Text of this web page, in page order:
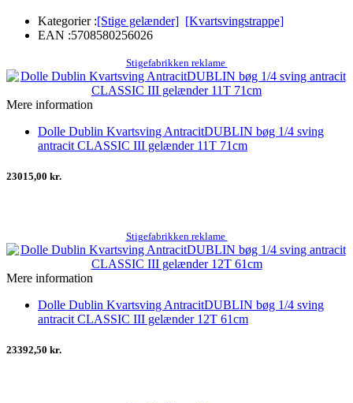
Kategorier :[Stige gelænder] [Kvartsvingstrappe]
EAN :5708580256026
Stigefabrikken reklame
Mere information
Dolle Dublin Kvartsving AntracitDUBLIN bøg 1/4 sving
antracit CLASSIC III gelænder 11T 71cm
23015,00 kr.
Stigefabrikken reklame
Mere information
Dolle Dublin Kvartsving AntracitDUBLIN bøg 1/4 sving
antracit CLASSIC III gelænder 12T 61cm
23392,50 kr.